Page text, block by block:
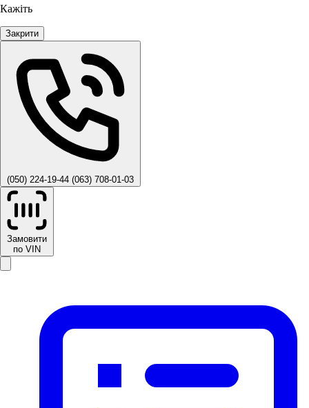
Кажіть
Закрити
(050) 224-19-44 (063) 708-01-03
Замовити
по VIN